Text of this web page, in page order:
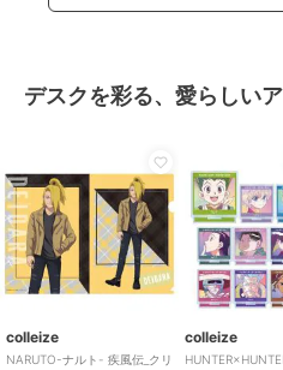
デスクを彩る、愛らしい
colleize
NARUTO-ナルト- 疾風伝_クリ
colleize